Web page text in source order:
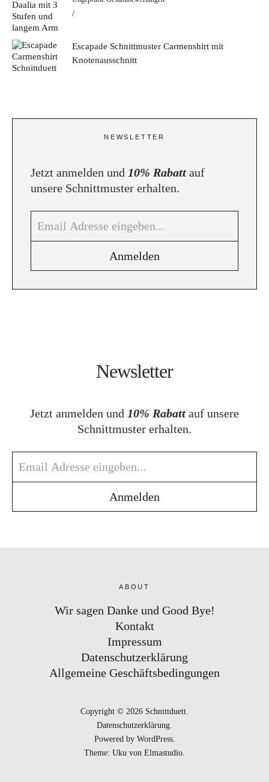
5.00von 5
Escapade Schnittmuster Carmenshirt mit
Knotenausschnitt
NEWSLETTER
Jetzt anmelden und 10% Rabatt auf
unsere Schnittmuster erhalten.
Newsletter
Jetzt anmelden und 10% Rabatt auf unsere
Schnittmuster erhalten.
ABOUT
Wir sagen Danke und Good Bye!
Kontakt
Impressum
Datenschutzerklärung
Allgemeine Geschäftsbedingungen
Copyright © 2026 Schnittduett
Datenschutzerklärung
Powered by WordPress
Theme: Uku von Elmastudio